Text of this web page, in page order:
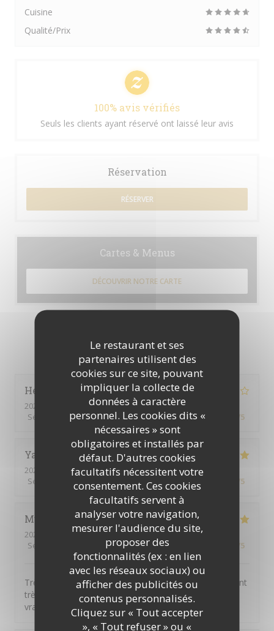
Le restaurant et ses
partenaires utilisent des
cookies sur ce site, pouvant
impliquer la collecte de
données à caractère
personnel. Les cookies dits «
nécessaires » sont
obligatoires et installés par
défaut. D'autres cookies
facultatifs nécessitent votre
consentement. Ces cookies
facultatifs servent à
analyser votre navigation,
mesurer l'audience du site,
proposer des
fonctionnalités (ex : en lien
avec les réseaux sociaux) ou
afficher des publicités ou
contenus personnalisés.
Cliquez sur « Tout accepter
», « Tout refuser » ou «
Les avis de nos clients
Henriques C
2026-07-30
- 12:00 - Couverts 8
Service
/5 Ambiance: 3 /5 Cuisine:4/5 Qualité / Prix /5
Yannick
2026-07-30
- 12:15 - Couverts 10
Service
Ambiance Cuisine Qualité / Prix /5
Muriel
2026-07-29
- 12:00 - Couverts 6
Service
Ambiance:5 /5 Cuisine:5 /5
Très bon rapport qualité / prix. Tous les convives étaient
très contents. Formule tout compris qui comprend
vraiment tout ! BARVO
Cuisine
Qualité/Prix
100% avis vérifiés
Seuls les clients ayant réservé ont laissé leur avis
Réservation
RÉSERVER
Cartes & Menus
DÉCOUVRIR NOTRE CARTE